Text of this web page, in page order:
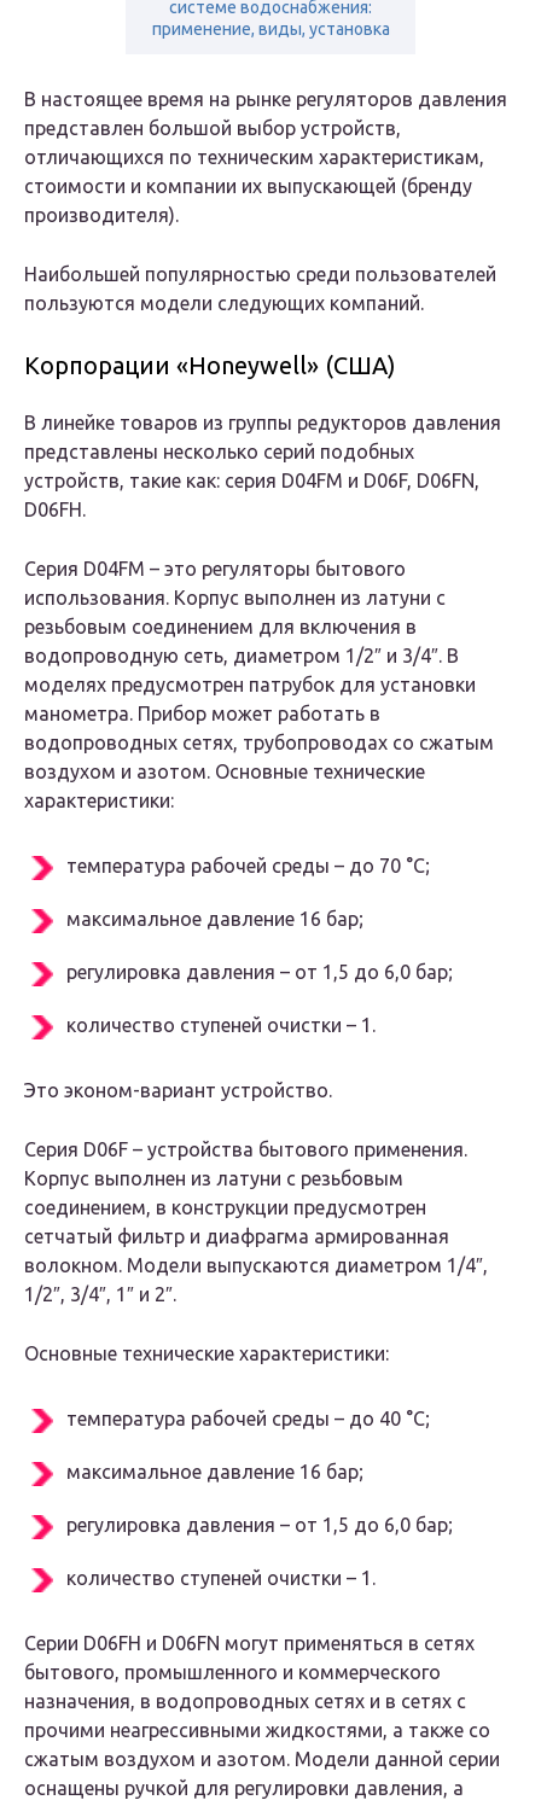
системе водоснабжения:
применение, виды, установка
В настоящее время на рынке регуляторов давления
представлен большой выбор устройств,
отличающихся по техническим характеристикам,
стоимости и компании их выпускающей (бренду
производителя).
Наибольшей популярностью среди пользователей
пользуются модели следующих компаний.
Корпорации «Honeywell» (США)
В линейке товаров из группы редукторов давления
представлены несколько серий подобных
устройств, такие как: серия D04FM и D06F, D06FN,
D06FН.
Серия D04FM – это регуляторы бытового
использования. Корпус выполнен из латуни с
резьбовым соединением для включения в
водопроводную сеть, диаметром 1/2″ и 3/4″. В
моделях предусмотрен патрубок для установки
манометра. Прибор может работать в
водопроводных сетях, трубопроводах со сжатым
воздухом и азотом. Основные технические
характеристики:
температура рабочей среды – до 70 °С;
максимальное давление 16 бар;
регулировка давления – от 1,5 до 6,0 бар;
количество ступеней очистки – 1.
Это эконом-вариант устройство.
Серия D06F – устройства бытового применения.
Корпус выполнен из латуни с резьбовым
соединением, в конструкции предусмотрен
сетчатый фильтр и диафрагма армированная
волокном. Модели выпускаются диаметром 1/4″,
1/2″, 3/4″, 1″ и 2″.
Основные технические характеристики:
температура рабочей среды – до 40 °С;
максимальное давление 16 бар;
регулировка давления – от 1,5 до 6,0 бар;
количество ступеней очистки – 1.
Серии D06FН и D06FN могут применяться в сетях
бытового, промышленного и коммерческого
назначения, в водопроводных сетях и в сетях с
прочими неагрессивными жидкостями, а также со
сжатым воздухом и азотом. Модели данной серии
оснащены ручкой для регулировки давления, а